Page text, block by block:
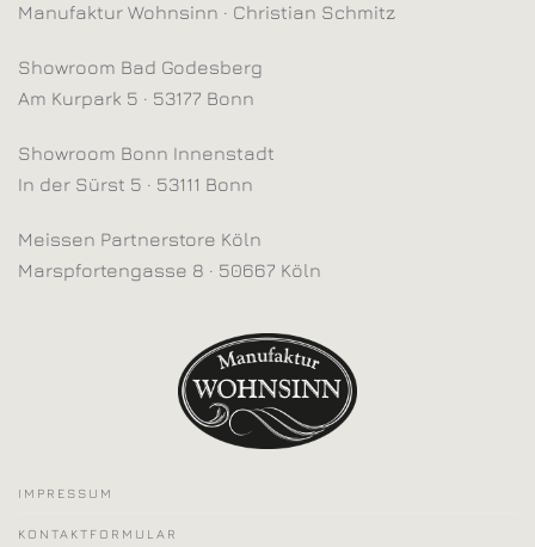
Manufaktur Wohnsinn · Christian Schmitz
Showroom Bad Godesberg
Am Kurpark 5 · 53177 Bonn
Showroom Bonn Innenstadt
In der Sürst 5 · 53111 Bonn
Meissen Partnerstore Köln
Marspfortengasse 8 · 50667 Köln
IMPRESSUM
KONTAKTFORMULAR